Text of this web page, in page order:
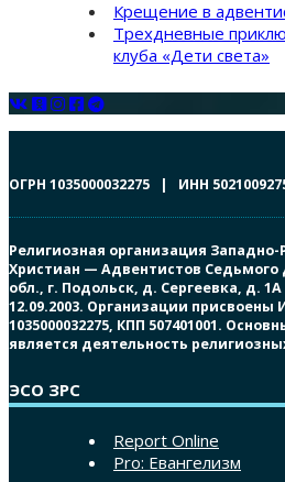
Крещение в
Трехдневные
клуба «Дети света»
ОГРН 1035000032275 | ИНН
Религиозная организация
Христиан — Адвентистов Седьмого
обл., г. Подольск, д. Сергеевка, д.
12.09.2003. Организации присвоены
1035000032275, КПП 507401001.
является деятельность
ЭСО ЗРС
Report Online
Pro: Евангелизм